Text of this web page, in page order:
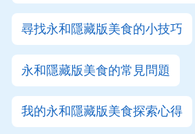
尋找永和隱藏版美食的小技巧
永和隱藏版美食的常見問題
我的永和隱藏版美食探索心得